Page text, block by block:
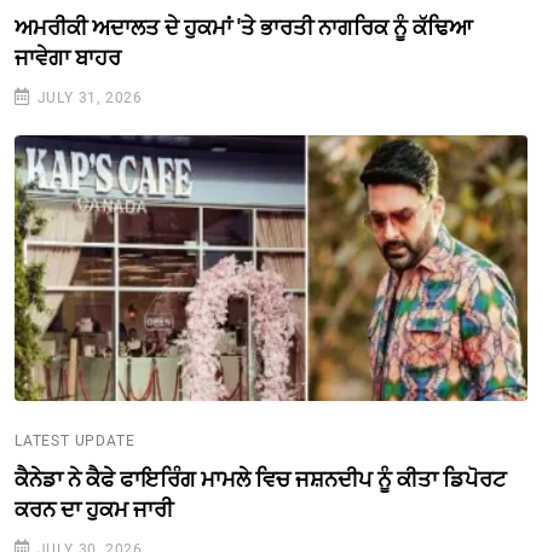
ਅਮਰੀਕੀ ਅਦਾਲਤ ਦੇ ਹੁਕਮਾਂ 'ਤੇ ਭਾਰਤੀ ਨਾਗਰਿਕ ਨੂੰ ਕੱਢਿਆ
ਜਾਵੇਗਾ ਬਾਹਰ
JULY 31, 2026
LATEST UPDATE
ਕੈਨੇਡਾ ਨੇ ਕੈਫੇ ਫਾਇਰਿੰਗ ਮਾਮਲੇ ਵਿਚ ਜਸ਼ਨਦੀਪ ਨੂੰ ਕੀਤਾ ਡਿਪੋਰਟ
ਕਰਨ ਦਾ ਹੁਕਮ ਜਾਰੀ